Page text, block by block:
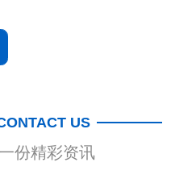
US
份精彩资讯